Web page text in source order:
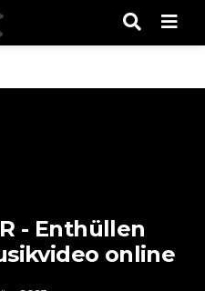
- Enthüllen
online